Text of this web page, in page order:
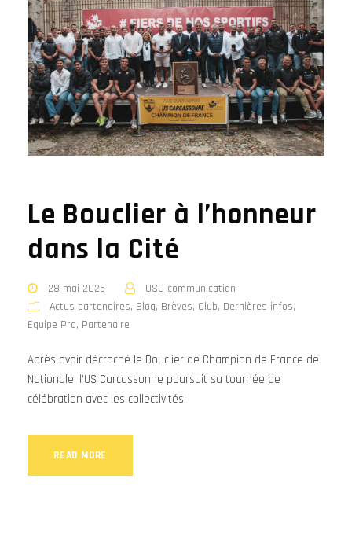
Le Bouclier à l’honneur
dans la Cité
28 mai 2025
USC communication
Actus partenaires, Blog, Brèves, Club, Dernières infos,
Equipe Pro, Partenaire
Après avoir décroché le Bouclier de Champion de France de
Nationale, l’US Carcassonne poursuit sa tournée de
célébration avec les collectivités.
READ MORE